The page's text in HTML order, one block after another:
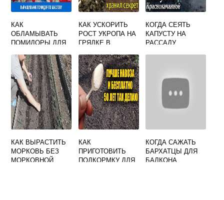
КАК
ОБЛАМЫВАТЬ
ПОМИДОРЫ ДЛЯ
УРОЖАЯ В
ТЕПЛИЦЕ
КАК УСКОРИТЬ
РОСТ УКРОПА НА
ГРЯДКЕ В
ГРУНТЕ
КОГДА СЕЯТЬ
КАПУСТУ НА
РАССАДУ
КАК ВЫРАСТИТЬ
МОРКОВЬ БЕЗ
МОРКОВНОЙ
КАК
ПРИГОТОВИТЬ
ПОДКОРМКУ ДЛЯ
КОГДА САЖАТЬ
БАРХАТЦЫ ДЛЯ
БАЛКОНА